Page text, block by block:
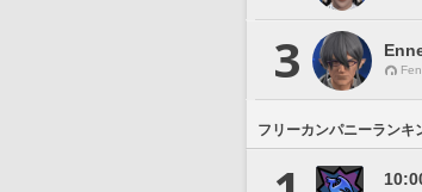
3
フリーカンパニーランキ